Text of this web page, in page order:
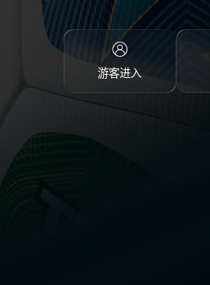
游客进入